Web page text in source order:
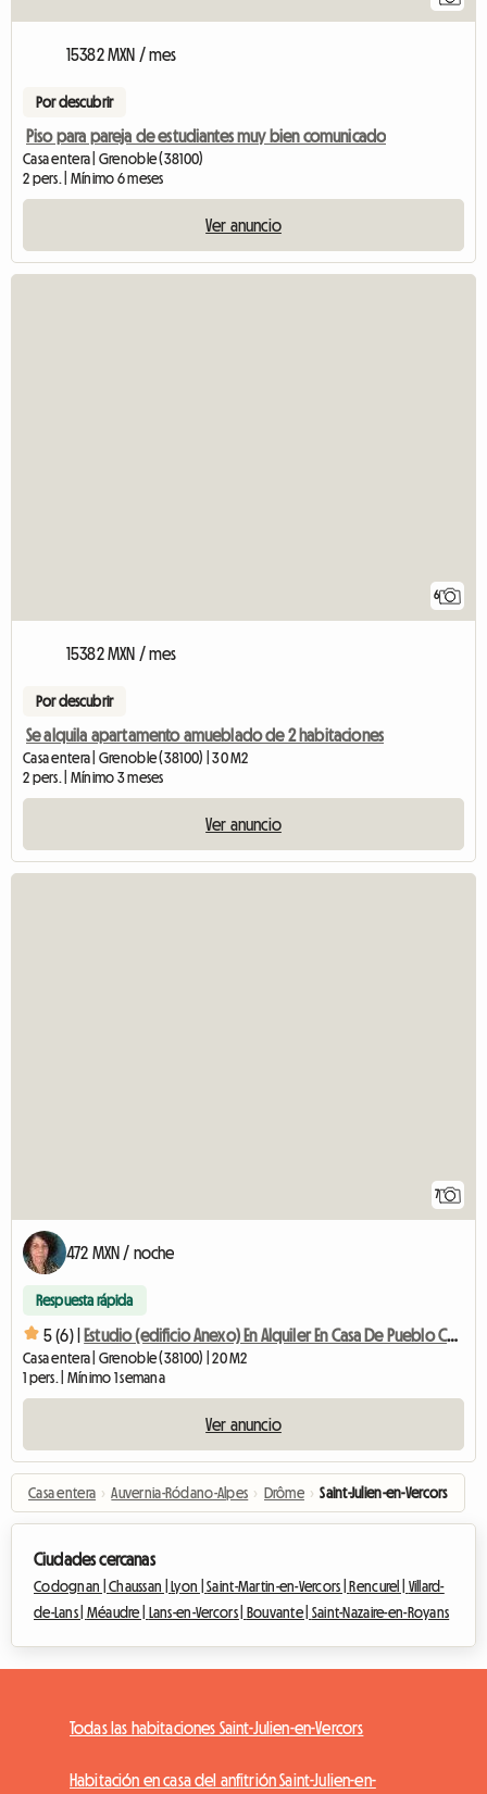
15382 MXN / mes
Por descubrir
Piso para pareja de estudiantes muy bien comunicado
Casa entera | Grenoble (38100)
2 pers. | Mínimo 6 meses
Ver anuncio
6
15382 MXN / mes
Por descubrir
Se alquila apartamento amueblado de 2 habitaciones
Casa entera | Grenoble (38100) | 30 M2
2 pers. | Mínimo 3 meses
Ver anuncio
7
472 MXN / noche
Respuesta rápida
5 (6) | Estudio (edificio Anexo) En Alquiler En Casa De Pueblo Con Jardín
Casa entera | Grenoble (38100) | 20 M2
1 pers. | Mínimo 1 semana
Ver anuncio
Casa entera › Auvernia-Ródano-Alpes › Drôme › Saint-Julien-en-Vercors
Ciudades cercanas
Codognan |Chaussan | Lyon |Saint-Martin-en-Vercors | Rencurel | Villard-
de-Lans | Méaudre | Lans-en-Vercors | Bouvante | Saint-Nazaire-en-Royans
Todas las habitaciones Saint-Julien-en-Vercors
Habitación en casa del anfitrión Saint-Julien-en-